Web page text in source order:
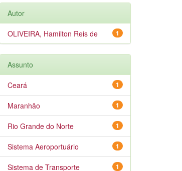
Autor
1
OLIVEIRA, Hamilton Reis de
Assunto
1
Ceará
1
Maranhão
1
Rio Grande do Norte
1
Sistema Aeroportuário
1
Sistema de Transporte